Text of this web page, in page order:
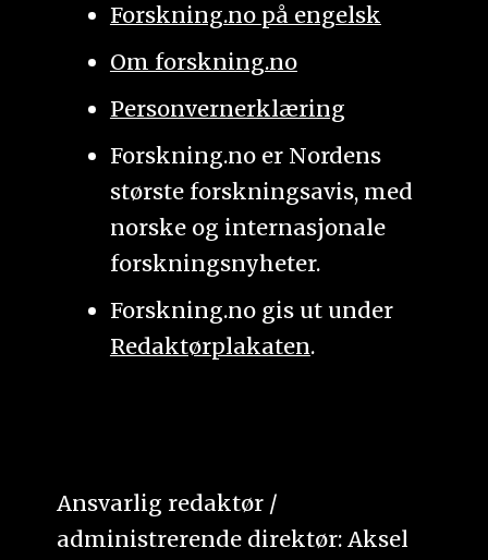
Forskning.no på engelsk
Om forskning.no
Personvernerklæring
Forskning.no er Nordens
største forskningsavis, med
norske og internasjonale
forskningsnyheter.
Forskning.no gis ut under
Redaktørplakaten.
Ansvarlig redaktør /
administrerende direktør: Aksel